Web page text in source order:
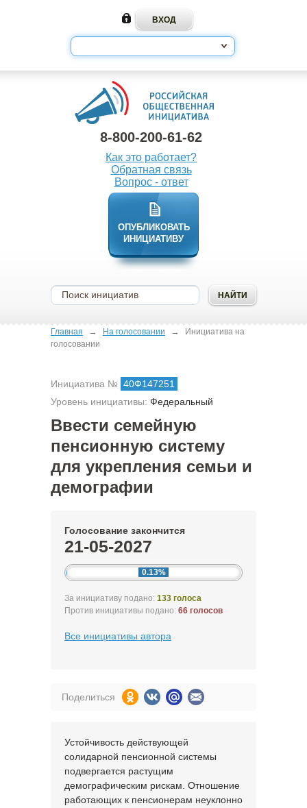
8-800-200-61-62
Как это работает?
Обратная связь
Вопрос - ответ
ОПУБЛИКОВАТЬ
ИНИЦИАТИВУ
Главная → На голосовании →
Инициатива на
голосовании
Инициатива № 40Ф147251
Уровень инициативы: Федеральный
Ввести семейную
пенсионную систему
для укрепления семьи и
демографии
Голосование закончится
21-05-2027
0.13%
За инициативу подано: 133 голоса
Против инициативы подано: 66 голосов
Все инициативы автора
Поделиться
Устойчивость действующей
солидарной пенсионной системы
подвергается растущим
демографическим рискам. Отношение
работающих к пенсионерам неуклонно